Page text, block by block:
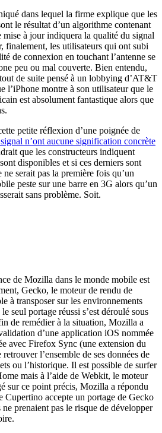
dans lequel la firme explique que les
le résultat d’un algorithme contenant
mise à jour indiquera la qualité du signal
finalement, les utilisateurs qui ont subi
de connexion en touchant l’antenne se
peu ou mal couverte. Bien entendu,
de suite pensé à un lobbying d’AT&T
l’iPhone montre à son utilisateur que le
est absolument fantastique alors que
petite réflexion d’une poignée de
n’ont aucune signification concrète
que les constructeurs indiquent
disponibles et si ces derniers sont
serait pas la première fois qu’un
peste sur une barre en 3G alors qu’un
sans problème. Soit.
de Mozilla dans le monde mobile est
Gecko, le moteur de rendu de
à transposer sur les environnements
seul portage réussi s’est déroulé sous
de remédier à la situation, Mozilla a
d’une application iOS nommée
avec Firefox Sync (une extension du
l’ensemble de ses données de
ou l’historique. Il est possible de surfer
mais à l’aide de Webkit, le moteur
sur ce point précis, Mozilla a répondu
Cupertino accepte un portage de Gecko
prenaient pas le risque de développer